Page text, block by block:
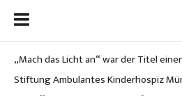
„Mach das Licht an“ war der Titel
Stiftung Ambulantes Kinderhospiz